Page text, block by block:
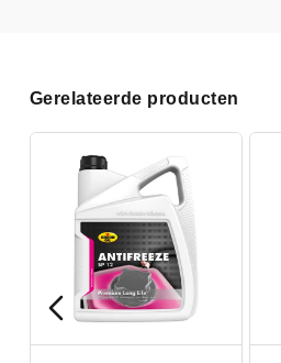
Gerelateerde producten